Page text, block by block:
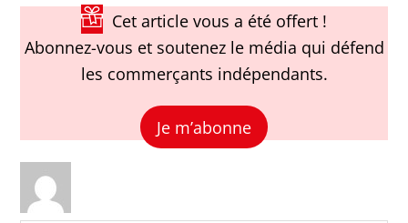
Cet article vous a été offert !
Abonnez-vous et soutenez le média qui défend
les commerçants indépendants.
Je m’abonne